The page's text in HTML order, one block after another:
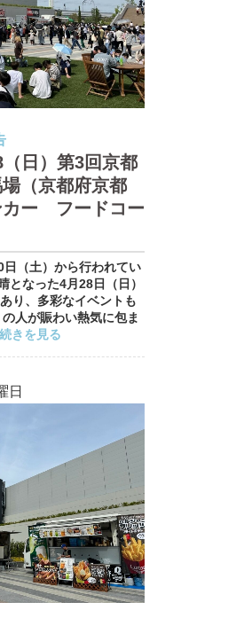
日）第3回京都
（京都府京都
ー フードコー
（土）から行われてい
となった4月28日（日）
り、多彩なイベントも
人が賑わい熱気に包ま
きを見る
日